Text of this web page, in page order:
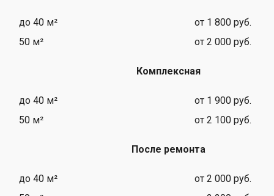
до 40 м²
от 1 800 руб.
50 м²
от 2 000 руб.
Комплексная
до 40 м²
от 1 900 руб.
50 м²
от 2 100 руб.
После ремонта
до 40 м²
от 2 000 руб.